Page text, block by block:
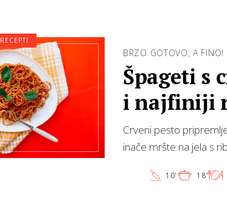
BRZO GOTOVO, A FINO!
Špageti s
i najfiniji
Crveni pesto
inače mršte na jela s
10' 18'
RECEPTI